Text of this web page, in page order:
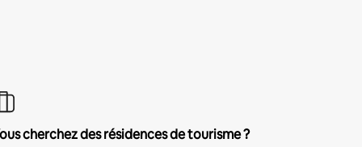
cherchez des résidences de tourisme ?